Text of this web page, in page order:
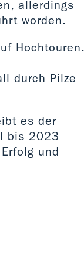
allerdings
worden.
Hochtouren.
durch Pilze
es der
bis 2023
und